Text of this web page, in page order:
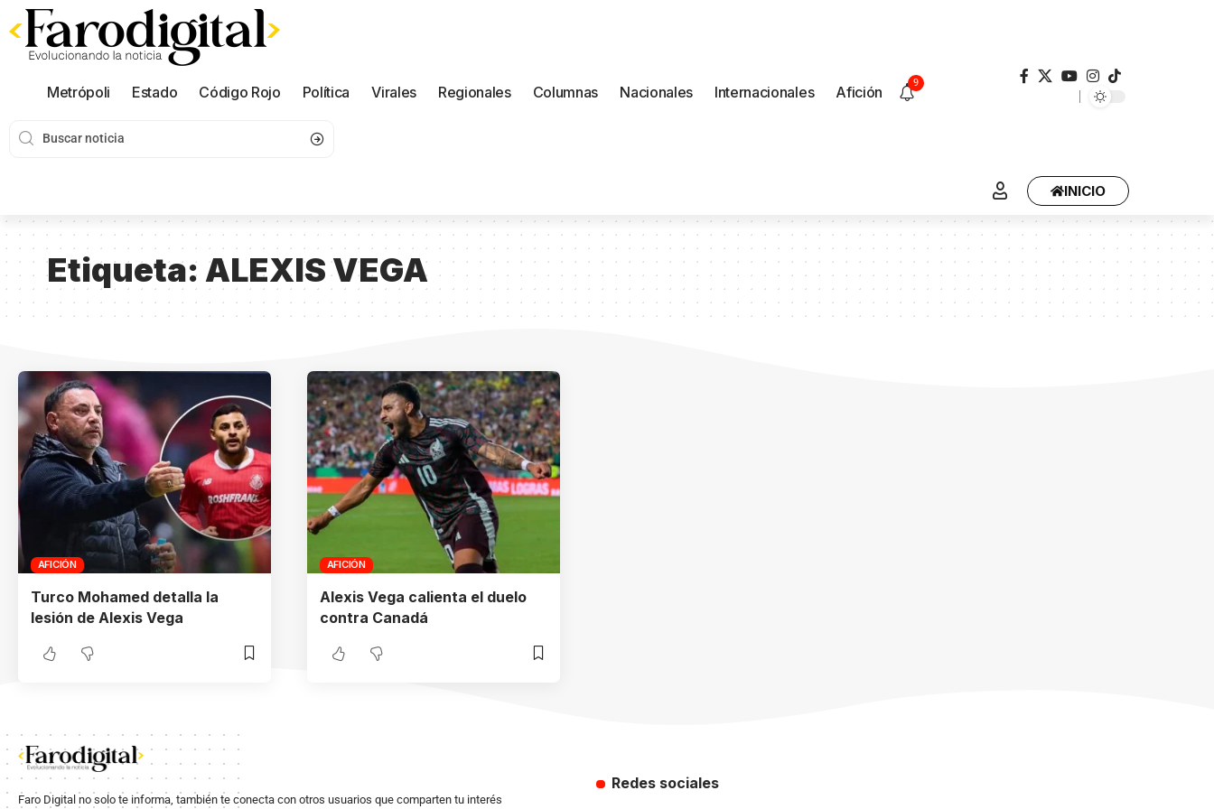
Metrópoli Estado Código Rojo Política Virales Regionales Columnas Nacionales Internacionales Afición
9
INICIO
Etiqueta: ALEXIS VEGA
AFICIÓN
Turco Mohamed detalla la
lesión de Alexis Vega
AFICIÓN
Alexis Vega calienta el duelo
contra Canadá
Faro Digital no solo te informa, también te conecta con otros usuarios que comparten tu interés
Redes sociales